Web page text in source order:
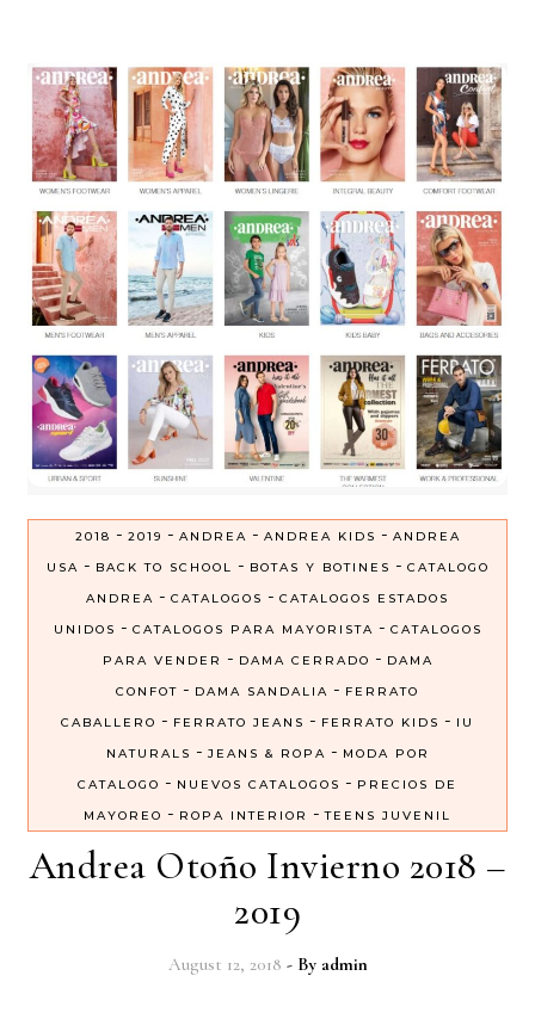
2018 - 2019 - ANDREA - ANDREA KIDS - ANDREA
USA - BACK TO SCHOOL - BOTAS Y BOTINES - CATALOGO
ANDREA - CATALOGOS - CATALOGOS ESTADOS
UNIDOS - CATALOGOS PARA MAYORISTA - CATALOGOS
PARA VENDER
- DAMA CERRADO - DAMA
CONFOT - DAMA SANDALIA - FERRATO
CABALLERO - FERRATO JEANS - FERRATO KIDS - IU
NATURALS - JEANS & ROPA - MODA POR
CATALOGO - NUEVOS CATALOGOS - PRECIOS DE
MAYOREO - ROPA INTERIOR -TEENS JUVENIL
Andrea Otoño Invierno 2018 –
2019
August 12, 2018 - By admin